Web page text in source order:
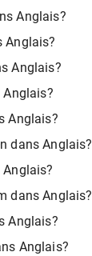
Anglais?
Anglais?
Anglais?
Anglais?
Anglais?
dans Anglais?
dans Anglais?
Anglais?
Anglais?